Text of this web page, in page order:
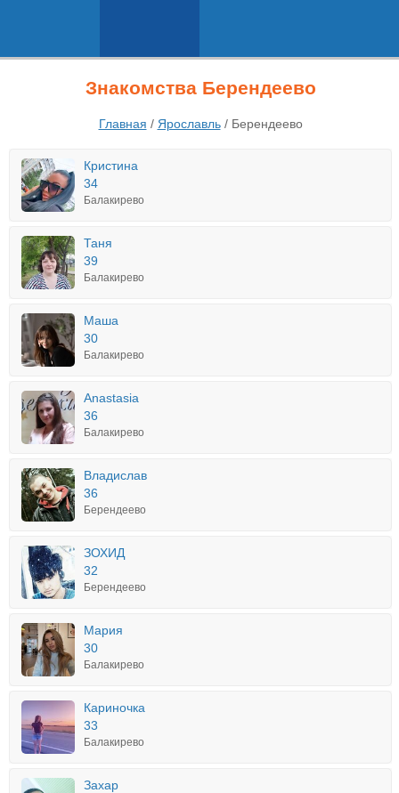
Знакомства Берендеево
Главная / Ярославль/ Берендеево
Кристина
34
Балакирево
Таня
39
Балакирево
Маша
30
Балакирево
Anastasia
36
Балакирево
Владислав
36
Берендеево
ЗОХИД
32
Берендеево
Мария
30
Балакирево
Кариночка
33
Балакирево
Захар